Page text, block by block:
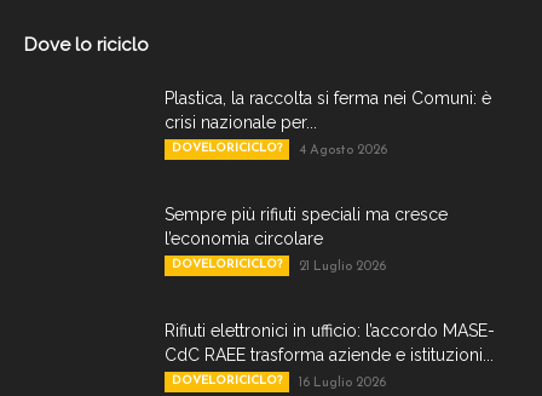
Dove lo riciclo
Plastica, la raccolta si ferma nei Comuni: è
crisi nazionale per...
DOVELORICICLO? 4 Agosto 2026
Sempre più rifiuti speciali ma cresce
l’economia circolare
DOVELORICICLO? 21 Luglio 2026
Rifiuti elettronici in ufficio: l’accordo MASE-
CdC RAEE trasforma aziende e istituzioni...
DOVELORICICLO? 16 Luglio 2026